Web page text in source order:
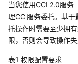
用
户
指
南
当您使用CCI 2.0服务
理CCI服务委托。基于
托操作时需要至少拥
限，否则会导致操作失
表1 权限配置要求